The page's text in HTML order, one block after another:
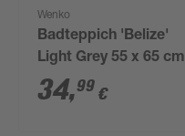
Wenko
Badteppich 'Belize'
Light Grey 55 x 65 cm
34,99 €